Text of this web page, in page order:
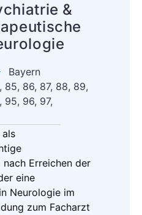
&
Bayern
85, 86, 87, 88, 89,
95, 96, 97,
als
Erreichen der
eine
Neurologie im
zum Facharzt